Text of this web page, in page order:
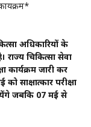
अधिकारियों के
राज्य चिकित्सा सेवा
कार्यक्रम जारी कर
साक्षात्कार परीक्षा
जबकि 07 मई से